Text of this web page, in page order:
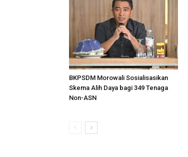
BKPSDM Morowali Sosialisasikan
Skema Alih Daya bagi 349 Tenaga
Non-ASN